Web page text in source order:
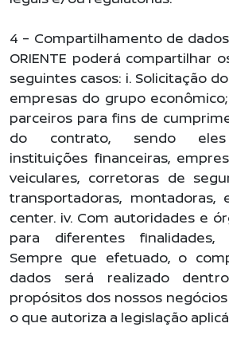
4 – Compartilhamento de
ORIENTE poderá compartilhar
seguintes casos: i. Solicitação
empresas do grupo
parceiros para fins de
do contrato, sendo eles
instituições financeiras,
veiculares, corretoras de
transportadoras, montadoras,
center. iv. Com autoridades e
para diferentes finalidades,
Sempre que efetuado, o
dados será realizado
propósitos dos nossos
o que autoriza a legislação